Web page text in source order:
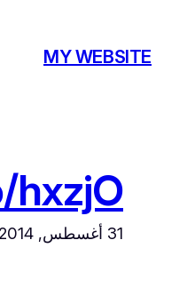
المحتوى
MY WEBSITE
31 أغسطس, 2014